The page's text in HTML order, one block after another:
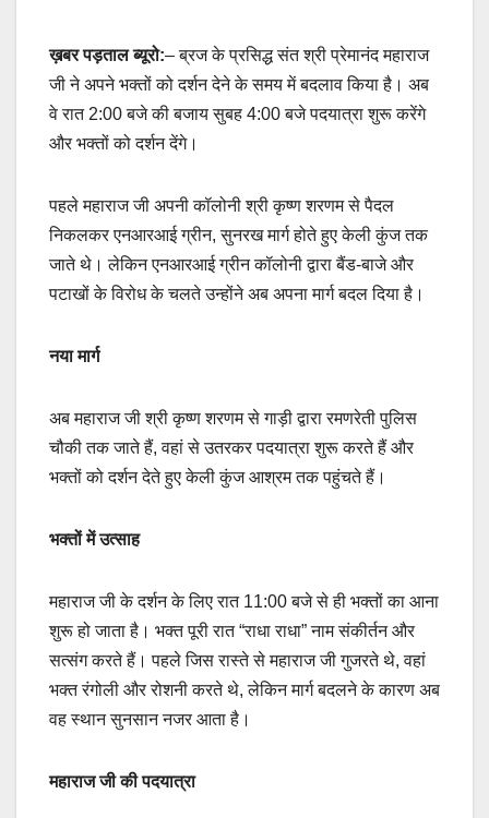
ख़बर पड़ताल ब्यूरो:– ब्रज के प्रसिद्ध संत श्री प्रेमानंद महाराज
जी ने अपने भक्तों को दर्शन देने के समय में बदलाव किया है। अब
वे रात 2:00 बजे की बजाय सुबह 4:00 बजे पदयात्रा शुरू करेंगे
और भक्तों को दर्शन देंगे।
पहले महाराज जी अपनी कॉलोनी श्री कृष्ण शरणम से पैदल
निकलकर एनआरआई ग्रीन, सुनरख मार्ग होते हुए केली कुंज तक
जाते थे। लेकिन एनआरआई ग्रीन कॉलोनी द्वारा बैंड-बाजे और
पटाखों के विरोध के चलते उन्होंने अब अपना मार्ग बदल दिया है।
नया मार्ग
अब महाराज जी श्री कृष्ण शरणम से गाड़ी द्वारा रमणरेती पुलिस
चौकी तक जाते हैं, वहां से उतरकर पदयात्रा शुरू करते हैं और
भक्तों को दर्शन देते हुए केली कुंज आश्रम तक पहुंचते हैं।
भक्तों में उत्साह
महाराज जी के दर्शन के लिए रात 11:00 बजे से ही भक्तों का आना
शुरू हो जाता है। भक्त पूरी रात “राधा राधा” नाम संकीर्तन और
सत्संग करते हैं। पहले जिस रास्ते से महाराज जी गुजरते थे, वहां
भक्त रंगोली और रोशनी करते थे, लेकिन मार्ग बदलने के कारण अब
वह स्थान सुनसान नजर आता है।
महाराज जी की पदयात्रा